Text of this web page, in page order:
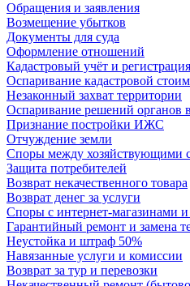
Обращения и заявления
Возмещение убытков
Документы для суда
Оформление отношений
Кадастровый учёт и регистрация
Оспаривание кадастровой
Незаконный захват территории
Оспаривание решений органов
Признание постройки ИЖС
Отчуждение земли
Споры между хозяйствующими
Защита потребителей
Возврат некачественного товара
Возврат денег за услуги
Споры с интернет-магазинами
Гарантийный ремонт и замена
Неустойка и штраф 50%
Навязанные услуги и комиссии
Возврат за тур и перевозки